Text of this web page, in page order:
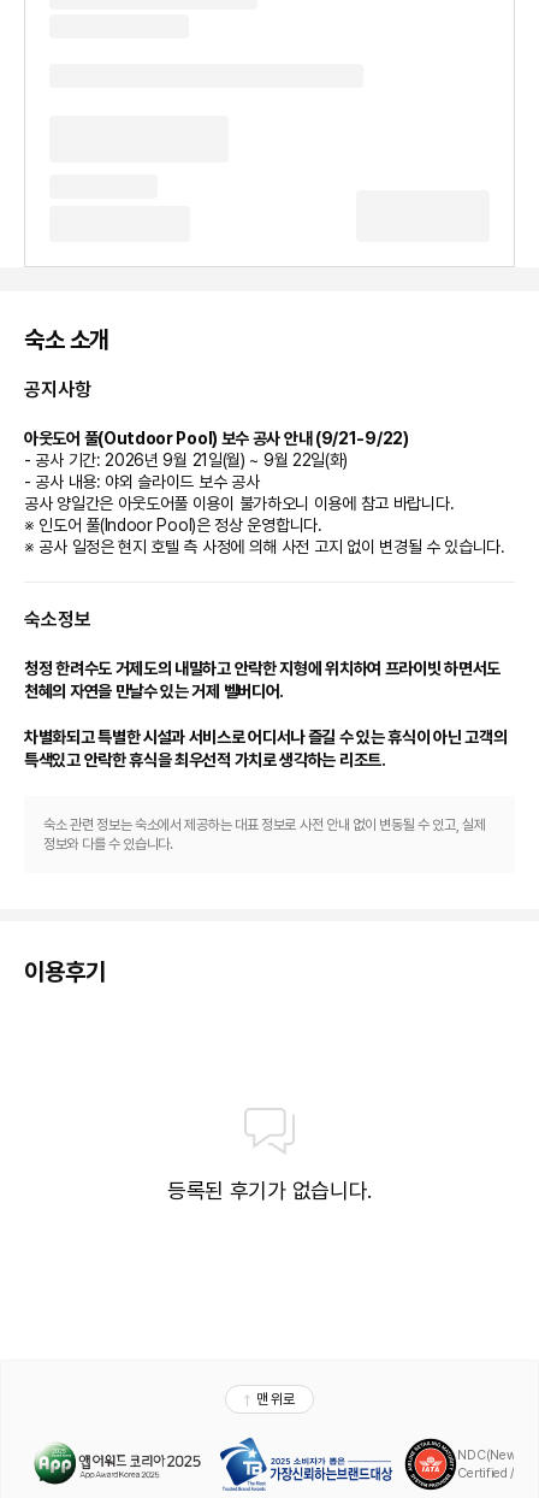
숙소 소개
공지사항
아웃도어 풀(Outdoor Pool) 보수 공사 안내 (9/21-9/22)
- 공사 기간: 2026년 9월 21일(월) ~ 9월 22일(화)
- 공사 내용: 야외 슬라이드 보수 공사
공사 양일간은 아웃도어풀 이용이 불가하오니 이용에 참고 바랍니다.
※ 인도어 풀(Indoor Pool)은 정상 운영합니다.
※ 공사 일정은 현지 호텔 측 사정에 의해 사전 고지 없이 변경될 수 있습니다.
숙소정보
청정 한려수도 거제도의 내밀하고 안락한 지형에 위치하여 프라이빗 하면서도
천혜의 자연을 만날수 있는 거제 벨버디어.
차별화되고 특별한 시설과 서비스로 어디서나 즐길 수 있는 휴식이 아닌 고객의
특색있고 안락한 휴식을 최우선적 가치로 생각하는 리조트.
숙소 관련 정보는 숙소에서 제공하는 대표 정보로 사전 안내 없이 변동될 수 있고, 실제
정보와 다를 수 있습니다.
이용후기
등록된 후기가 없습니다.